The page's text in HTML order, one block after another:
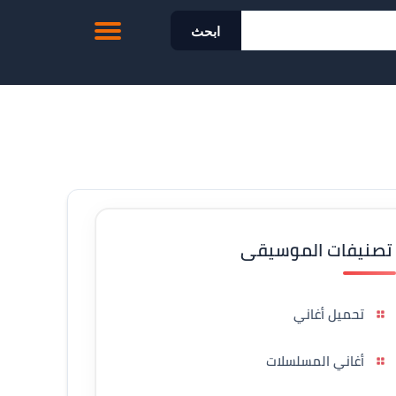
ابحث
تصنيفات الموسيقى
تحميل أغاني
أغاني المسلسلات